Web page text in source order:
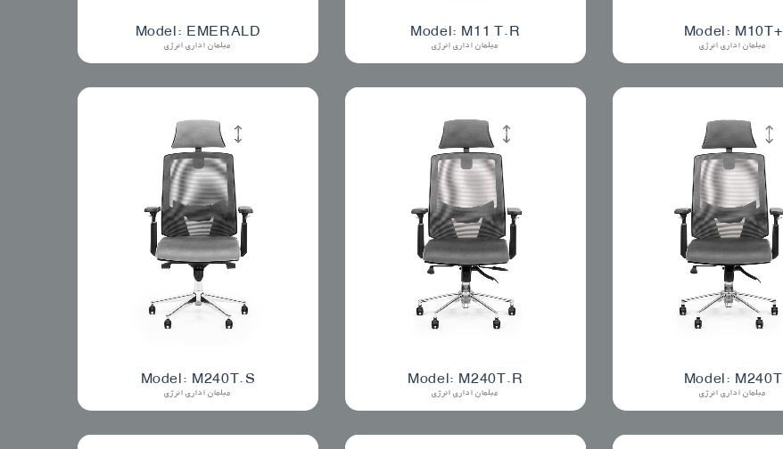
Model: EMERALD
مبلمان اداری انرژی
Model: M11 T.R
مبلمان اداری انرژی
Model: M10T+
مبلمان اداری انرژی
Model: M240T.S
مبلمان اداری انرژی
Model: M240T.R
مبلمان اداری انرژی
Model: M240T
مبلمان اداری انرژی